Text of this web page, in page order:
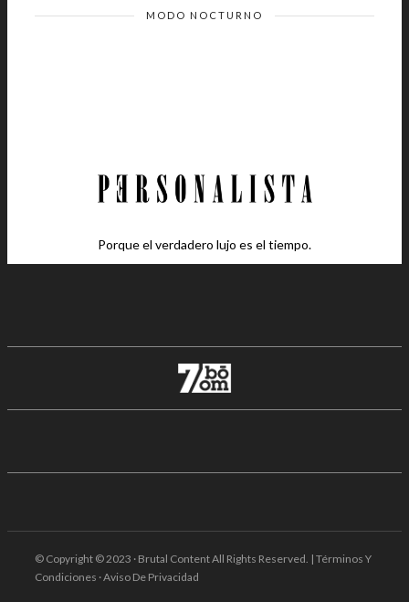
MODO NOCTURNO
Porque el verdadero lujo es el tiempo.
© Copyright © 2023 · Brutal Content All Rights Reserved. | Términos Y
Condiciones · Aviso De Privacidad